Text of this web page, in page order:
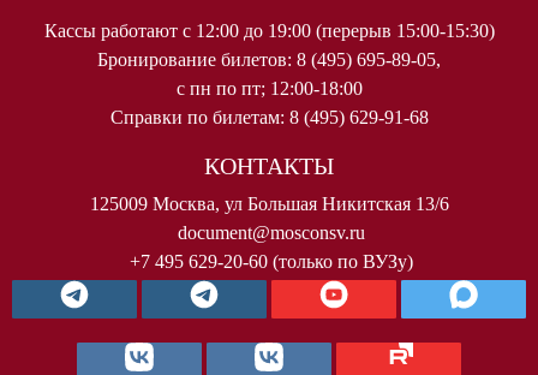
Кассы работают с 12:00 до 19:00 (перерыв 15:00-15:30)
Бронирование билетов: 8 (495) 695-89-05,
с пн по пт; 12:00-18:00
Справки по билетам: 8 (495) 629-91-68
КОНТАКТЫ
125009 Москва, ул Большая Никитская 13/6
document@mosconsv.ru
+7 495 629-20-60 (только по ВУЗу)